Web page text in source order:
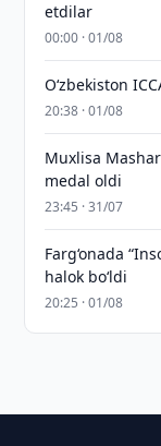
etdilar
00:00 · 01/08
O‘zbekiston
20:38 · 01/08
Muxlisa
medal oldi
23:45 · 31/07
Farg‘onada
halok bo‘ldi
20:25 · 01/08